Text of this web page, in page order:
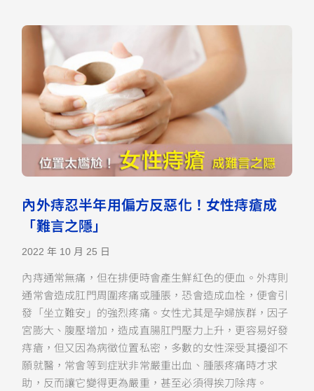
內外痔忍半年用偏方反惡化！女性痔瘡成
「難言之隱」
2022 年 10 月 25 日
內痔通常無痛，但在排便時會產生鮮紅色的便血。外痔則
通常會造成肛門周圍疼痛或腫脹，恐會造成血栓，便會引
發「坐立難安」的強烈疼痛。女性尤其是孕婦族群，因子
宮膨大、腹壓增加，造成直腸肛門壓力上升，更容易好發
痔瘡，但又因為病徵位置私密，多數的女性深受其擾卻不
願就醫，常會等到症狀非常嚴重出血、腫脹疼痛時才求
助，反而讓它變得更為嚴重，甚至必須得挨刀除痔。